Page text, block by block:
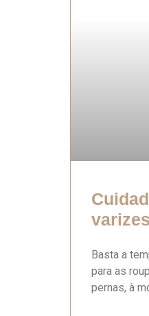
Basta a
para as
pernas, à